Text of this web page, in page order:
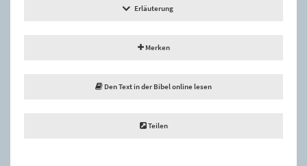
Erläuterung
Merken
Den Text in der Bibel online lesen
Teilen